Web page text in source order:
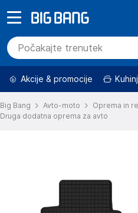
Akcije & promocije
Big Bang Avto-moto
Oprema in
Druga dodatna oprema za avto